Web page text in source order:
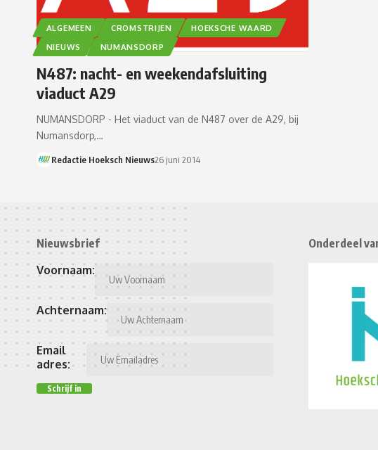
ALGEMEEN CROMSTRIJEN
HOEKSCHE WAARD
NIEUWS
NUMANSDORP
N487: nacht- en weekendafsluiting
viaduct A29
NUMANSDORP - Het viaduct van de N487 over de A29, bij
Numansdorp,…
Redactie Hoeksch Nieuws26 juni 2014
Nieuwsbrief
Voornaam:
Achternaam:
Email
adres:
Onderdeel